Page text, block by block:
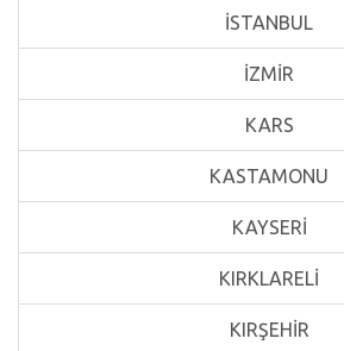
İSTANBUL
İZMİR
KARS
KASTAMONU
KAYSERİ
KIRKLARELİ
KIRŞEHİR